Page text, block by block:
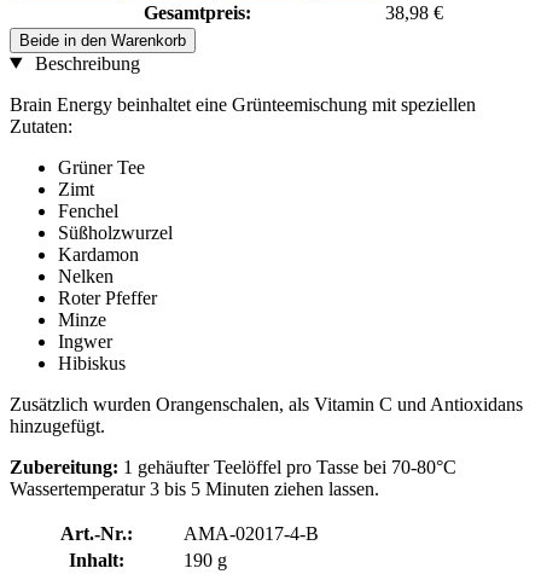
Gesamtpreis:
38,98 €
Beide in den Warenkorb
Beschreibung
Brain Energy beinhaltet eine Grünteemischung mit speziellen
Zutaten:
Grüner Tee
Zimt
Fenchel
Süßholzwurzel
Kardamon
Nelken
Roter Pfeffer
Minze
Ingwer
Hibiskus
Zusätzlich wurden Orangenschalen, als Vitamin C und Antioxidans
hinzugefügt.
Zubereitung: 1 gehäufter Teelöffel pro Tasse bei 70-80°C
Wassertemperatur 3 bis 5 Minuten ziehen lassen.
Art.-Nr.:
AMA-02017-4-B
Inhalt:
190 g